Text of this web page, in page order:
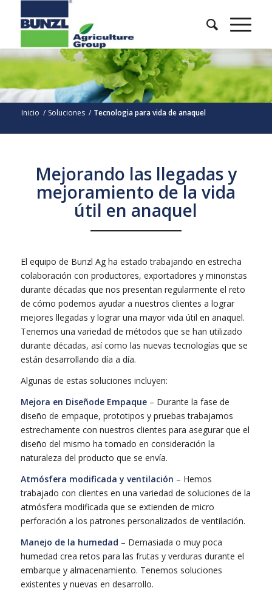
Inicio / Soluciones / Tecnologia para vida de anaquel
Mejorando las llegadas y
mejoramiento de la vida
útil en anaquel
El equipo de Bunzl Ag ha estado trabajando en estrecha
colaboración con productores, exportadores y minoristas
durante décadas que nos presentan regularmente el reto
de cómo podemos ayudar a nuestros clientes a lograr
mejores llegadas y lograr una mayor vida útil en anaquel.
Tenemos una variedad de métodos que se han utilizado
durante décadas, así como las nuevas tecnologías que se
están desarrollando día a día.
Algunas de estas soluciones incluyen:
Mejora en Diseñode Empaque– Durante la fase de
diseño de empaque, prototipos y pruebas trabajamos
estrechamente con nuestros clientes para asegurar que el
diseño del mismo ha tomado en consideración la
naturaleza del producto que se envía.
Atmósfera modificada y ventilación – Hemos
trabajado con clientes en una variedad de soluciones de la
atmósfera modificada que se extienden de micro
perforación a los patrones personalizados de ventilación.
Manejo de la humedad – Demasiada o muy poca
humedad crea retos para las frutas y verduras durante el
embarque y almacenamiento. Tenemos soluciones
existentes y nuevas en desarrollo.